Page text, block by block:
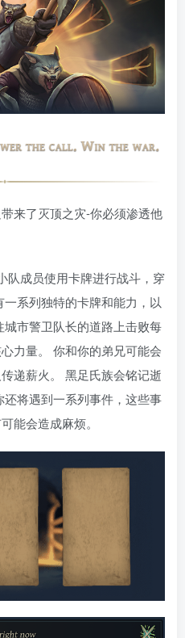
来了灭顶之灾-你必须渗透他
队成员使用卡牌进行战斗，穿
系列独特的卡牌和能力，以
市警卫队长的道路上击败每
力量。 你和你的弟兄可能会
递薪火。 黑足氏族会铭记逝
将遇到一系列事件，这些事
能会造成麻烦。